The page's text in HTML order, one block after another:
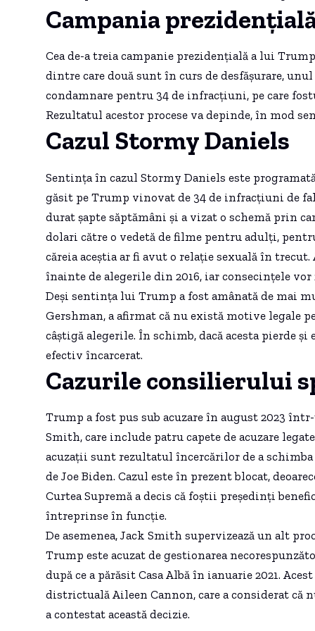
Campania
Cea de-a treia campanie prezidențială a lui
dintre care două sunt în curs de desfășurare,
condamnare pentru 34 de infracțiuni, pe care
Rezultatul acestor procese va depinde, în mod
Cazul Stormy Daniels
Sentința în cazul Stormy Daniels este
găsit pe Trump vinovat de 34 de infracțiuni de
durat șapte săptămâni și a vizat o schemă prin
dolari către o vedetă de filme pentru adulți,
căreia aceștia ar fi avut o relație sexuală în
înainte de alegerile din 2016, iar consecințele
Deși sentința lui Trump a fost amânată de mai
Gershman, a afirmat că nu există motive legale
câștigă alegerile. În schimb, dacă acesta pierde
efectiv încarcerat.
Cazurile consilierului
Trump a fost pus sub acuzare în august 2023
Smith, care include patru capete de acuzare
acuzații sunt rezultatul încercărilor de a
de Joe Biden. Cazul este în prezent blocat,
Curtea Supremă a decis că foștii președinți
întreprinse în funcție.
De asemenea, Jack Smith supervizează un alt
Trump este acuzat de gestionarea
după ce a părăsit Casa Albă în ianuarie 2021.
districtuală Aileen Cannon, care a considerat
a contestat această decizie.